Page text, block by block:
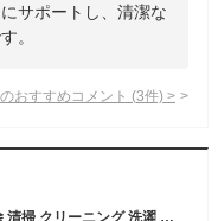
サポートし、清潔な
。
おすすめコメント (3件) >
重曹 240g K-9013 紀陽除虫菊 日本製 | 掃除 清掃 クリーニング 洗濯 油汚れ コゲ落とし 焦げ落とし フライパン 鍋 キッチン トイレ 消臭 トイレ消臭 冷蔵庫内 冷蔵庫 臭い消し 湯アカ アカ 湯垢 あか 風呂